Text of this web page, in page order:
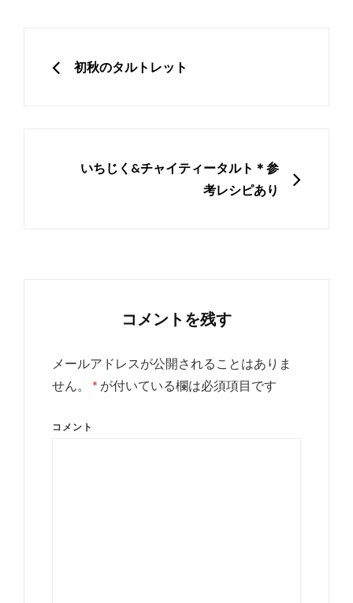
PREVIOUS
初秋のタルトレット
NEXT
いちじく&チャイティータルト＊参
考レシピあり
コメントを残す
メールアドレスが公開されることはありま
せん。
* が付いている欄は必須項目です
コメント